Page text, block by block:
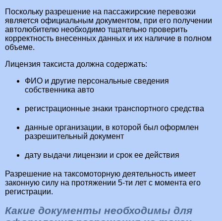
Поскольку разрешение на пассажирские перевозки
является официальным документом, при его получении
автолюбителю необходимо тщательно проверить
корректность внесенных данных и их наличие в полном
объеме.
Лицензия таксиста должна содержать:
ФИО и другие персональные сведения
собственника авто
регистрационные знаки транспортного средства
данные организации, в которой был оформлен
разрешительный документ
дату выдачи лицензии и срок ее действия
Разрешение на таксомоторную деятельность имеет
законную силу на протяжении 5-ти лет с момента его
регистрации.
Какие документы необходимы для